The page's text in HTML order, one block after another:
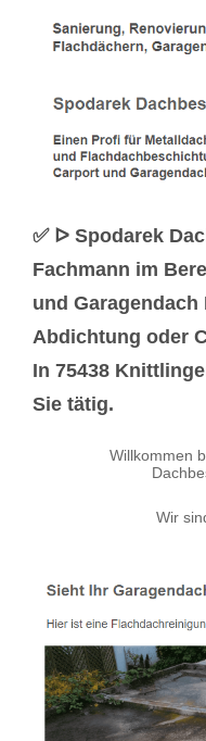
✅ ᐅ Spodarek
Fachmann im
und
Abdichtung oder
In 75438
Sie tätig.
Willkommen
Wir